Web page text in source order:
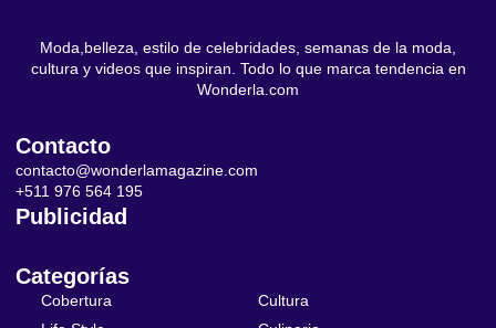
Moda,belleza, estilo de celebridades, semanas de la moda,
cultura y videos que inspiran. Todo lo que marca tendencia en
Wonderla.com
Contacto
contacto@wonderlamagazine.com
+511 976 564 195
Publicidad
Categorías
Cobertura
Cultura